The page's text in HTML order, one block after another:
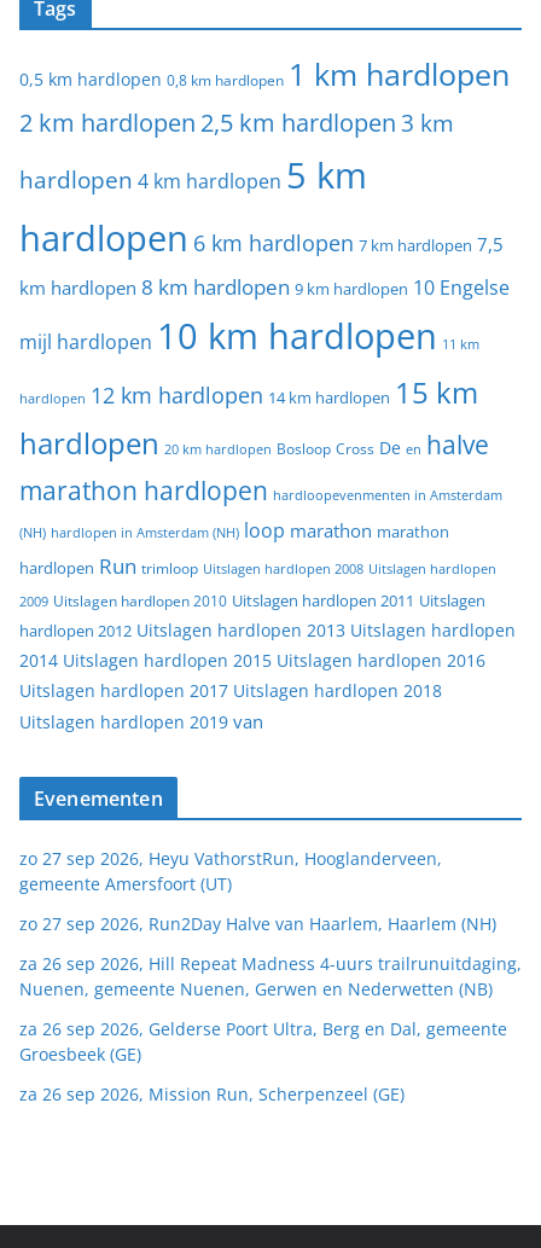
Tags
0,5 km hardlopen 0,8 km hardlopen 1 km hardlopen
2 km hardlopen 2,5 km hardlopen 3 km
hardlopen 4 km hardlopen 5 km
hardlopen 6 km hardlopen 7 km hardlopen 7,5
km hardlopen 8 km hardlopen 9 km hardlopen 10 Engelse
mijl hardlopen 10 km hardlopen 11 km
hardlopen 12 km hardlopen 14 km hardlopen 15 km
hardlopen 20 km hardlopen Bosloop Cross De en halve
marathon hardlopen hardloopevenmenten in Amsterdam
(NH) hardlopen in Amsterdam (NH) loop marathon marathon
hardlopen Run trimloop Uitslagen hardlopen 2008 Uitslagen hardlopen
2009 Uitslagen hardlopen 2010 Uitslagen hardlopen 2011 Uitslagen
hardlopen 2012 Uitslagen hardlopen 2013 Uitslagen hardlopen
2014 Uitslagen hardlopen 2015 Uitslagen hardlopen 2016
Uitslagen hardlopen 2017 Uitslagen hardlopen 2018
Uitslagen hardlopen 2019 van
Evenementen
zo 27 sep 2026, Heyu VathorstRun, Hooglanderveen,
gemeente Amersfoort (UT)
zo 27 sep 2026, Run2Day Halve van Haarlem, Haarlem (NH)
za 26 sep 2026, Hill Repeat Madness 4-uurs trailrunuitdaging,
Nuenen, gemeente Nuenen, Gerwen en Nederwetten (NB)
za 26 sep 2026, Gelderse Poort Ultra, Berg en Dal, gemeente
Groesbeek (GE)
za 26 sep 2026, Mission Run, Scherpenzeel (GE)